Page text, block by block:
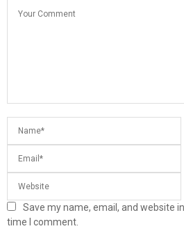
Save my name, email, and website
time I comment.